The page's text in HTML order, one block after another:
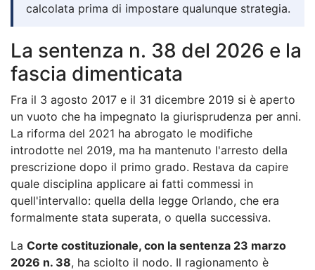
calcolata prima di impostare qualunque strategia.
La sentenza n. 38 del 2026 e la
fascia dimenticata
Fra il 3 agosto 2017 e il 31 dicembre 2019 si è aperto
un vuoto che ha impegnato la giurisprudenza per anni.
La riforma del 2021 ha abrogato le modifiche
introdotte nel 2019, ma ha mantenuto l'arresto della
prescrizione dopo il primo grado. Restava da capire
quale disciplina applicare ai fatti commessi in
quell'intervallo: quella della legge Orlando, che era
formalmente stata superata, o quella successiva.
La Corte costituzionale, con la sentenza 23 marzo
2026 n. 38, ha sciolto il nodo. Il ragionamento è